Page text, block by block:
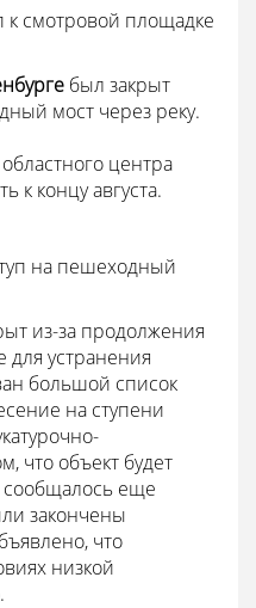
к смотровой площадке
был закрыт
мост через реку.
центра
к концу августа.
на пешеходный
из-за продолжения
для устранения
большой список
на ступени
что объект будет
сообщалось еще
закончены
что
низкой